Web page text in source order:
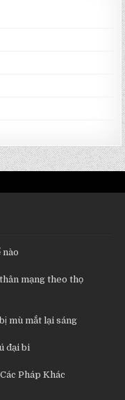
mạng theo thọ
mù mắt lại sáng
đại bi
Pháp Khác